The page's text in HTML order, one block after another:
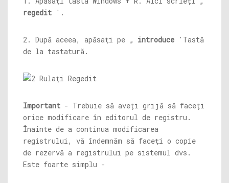
regedit '.
2. După aceea, apăsați pe „ introduce 'Tastă
de la tastatură.
Important - Trebuie să aveți grijă să faceți
orice modificare în editorul de registru.
Înainte de a continua modificarea
registrului, vă îndemnăm să faceți o copie
de rezervă a registrului pe sistemul dvs.
Este foarte simplu -